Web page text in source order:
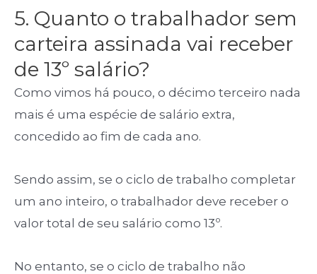
5. Quanto o trabalhador sem
carteira assinada vai receber
de 13º salário?
Como vimos há pouco, o décimo terceiro nada
mais é uma espécie de salário extra,
concedido ao fim de cada ano.
Sendo assim, se o ciclo de trabalho completar
um ano inteiro, o trabalhador deve receber o
valor total de seu salário como 13º.
No entanto, se o ciclo de trabalho não